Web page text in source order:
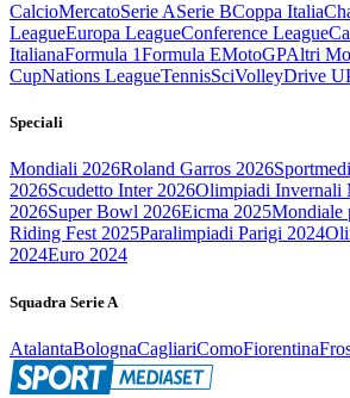
CalcioMercatoSerie ASerie BCoppa Italia
LeagueEuropa LeagueConference League
ItalianaFormula 1Formula EMotoGPAltri
CupNations LeagueTennisSciVolleyDrive
Speciali
Mondiali 2026Roland Garros 2026
2026Scudetto Inter 2026Olimpiadi Invernali
2026Super Bowl 2026Eicma 2025Mondiale
Riding Fest 2025Paralimpiadi Parigi 2024
2024Euro 2024
Squadra Serie A
AtalantaBolognaCagliariComoFiorentina